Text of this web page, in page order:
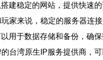
建稳定的网站，提供快速
家来说，稳定的服务器连
用于数据存储和备份，确保
台湾原生IP服务提供商，